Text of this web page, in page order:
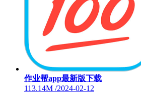
作业帮app最新版下载
113.14M /2024-02-12